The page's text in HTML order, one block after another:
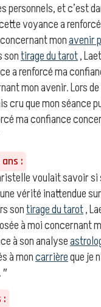
personnels, et c’est
voyance a
monavenir
sontirage du tarot,
a renforcé ma
mon avenir. Lors
cru que mon séance
ma confiance
:
voulait savoir
vérité inattendue
sontirage du tarot,
à moi concernant
à son analyse
à moncarrièreque je
: